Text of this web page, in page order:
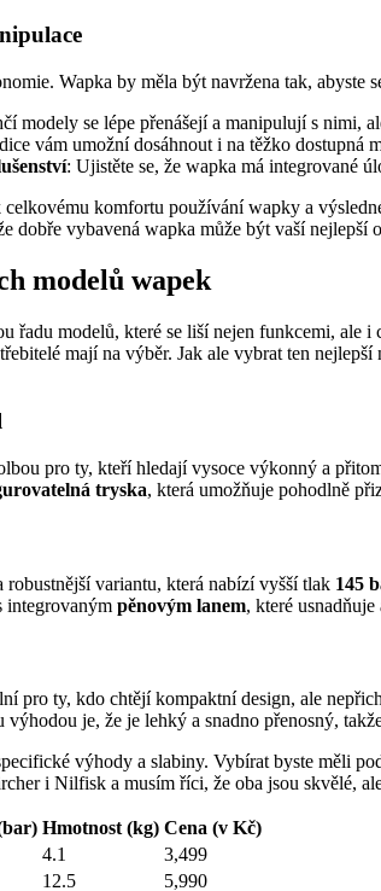
Wapka by měla být navržena tak,
modely se lépe přenášejí a manipulují s nimi,
vám umožní dosáhnout i na těžko dostupná
: Ujistěte se, že wapka má integrované
komfortu používání wapky a
dobře vybavená wapka může být vaší
modelů wapek
řadu modelů, které se liší nejen funkcemi,
mají na výběr. Jak ale vybrat ten
pro ty, kteří hledají vysoce výkonný a
tryska, která umožňuje pohodlně
variantu, která nabízí vyšší tlak 145
integrovaným pěnovým lanem, které
pro ty, kdo chtějí kompaktní design, ale
výhodou je, že je lehký a snadno přenosný,
výhody a slabiny. Vybírat byste měli
i Nilfisk a musím říci, že oba jsou skvělé,
Hmotnost (kg) Cena (v Kč)
4.1
3,499
12.5 5,990